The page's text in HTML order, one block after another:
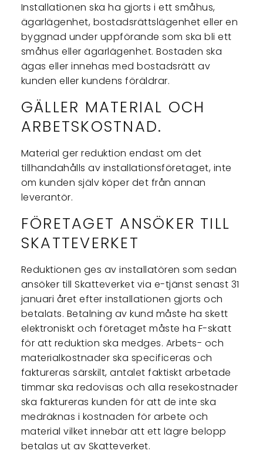
Installationen ska ha gjorts i ett småhus,
ägarlägenhet, bostadsrättslägenhet eller en
byggnad under uppförande som ska bli ett
småhus eller ägarlägenhet. Bostaden ska
ägas eller innehas med bostadsrätt av
kunden eller kundens föräldrar.
GÄLLER MATERIAL OCH
ARBETSKOSTNAD.
Material ger reduktion endast om det
tillhandahålls av installationsföretaget, inte
om kunden själv köper det från annan
leverantör.
FÖRETAGET ANSÖKER TILL
SKATTEVERKET
Reduktionen ges av installatören som sedan
ansöker till Skatteverket via e-tjänst senast 31
januari året efter installationen gjorts och
betalats. Betalning av kund måste ha skett
elektroniskt och företaget måste ha F-skatt
för att reduktion ska medges. Arbets- och
materialkostnader ska specificeras och
faktureras särskilt, antalet faktiskt arbetade
timmar ska redovisas och alla resekostnader
ska faktureras kunden för att de inte ska
medräknas i kostnaden för arbete och
material vilket innebär att ett lägre belopp
betalas ut av Skatteverket.